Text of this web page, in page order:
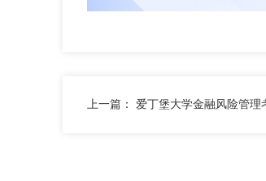
上一篇： 爱丁堡大学金融风险管理